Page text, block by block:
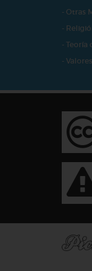
- Otras
-
- Teoría
-